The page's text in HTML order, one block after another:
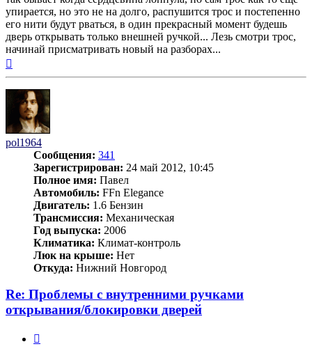
упирается, но это не на долго, распушится трос и постепенно
его нити будут рваться, в один прекрасный момент будешь
дверь открывать только внешней ручкой... Лезь смотри трос,
начинай присматривать новый на разборах...
pol1964
Сообщения: 341
Зарегистрирован: 24 май 2012, 10:45
Полное имя: Павел
Автомобиль: FFn Elegance
Двигатель: 1.6 Бензин
Трансмиссия: Механическая
Год выпуска: 2006
Климатика: Климат-контроль
Люк на крыше: Нет
Откуда: Нижний Новгород
Re: Проблемы с внутренними ручками
открывания/блокировки дверей